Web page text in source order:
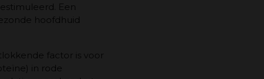
Een
hoofdhuid
factor is voor
in rode